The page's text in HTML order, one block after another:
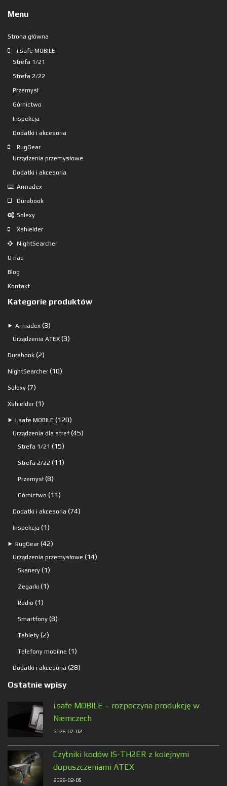
Menu
Strona główna
i.safe MOBILE
Strefa 1/21
Strefa 2/22
Przemysł
Górnictwo
Inspekcja
Dodatki i akcesoria
RugGear
Urządzenia przemysłowe
Dodatki i akcesoria
Armadex
Durabook
Solexy
Xshielder
NightSearcher
O nas
Blog
Kontakt
Kategorie produktów
⯈ Armadex 33
produkty
Urządzenia ATEX 33
Durabook 22
produkty
NightSearcher 1010
Solexy 77
produktów
Xshielder 11
produkt
⯈ i.safe MOBILE 120120
produktów
Urządzenia dla stref 4545
Strefa 1/21 1515
produktów
Strefa 2/22 1111
Przemysł 88
produktów
Górnictwo 1111
produktów
Dodatki i akcesoria 7474
Inspekcja 11
produkt
⯈ RugGear 4242
produkty
Urządzenia przemysłowe 1414
Skanery 11
produkt
Zegarki 11
Radio 11
produkt
Smartfony 88
Tablety 22
produkty
Telefony mobilne 11
produkt
Dodatki i akcesoria 2828
Ostatnie wpisy
i.safe MOBILE – rozpoczyna produkcję w
Niemczech
2026-07-02
Czytniki kodów IS-TH2ER z kolejnymi
dopuszczeniami ATEX
2026-02-05